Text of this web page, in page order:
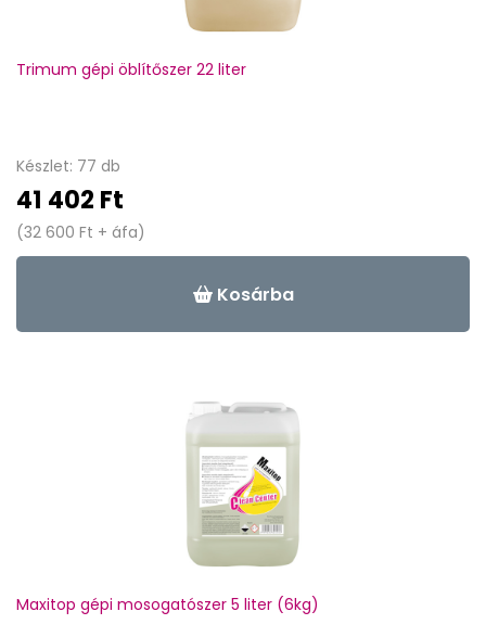
Trimum gépi öblítőszer 22 liter
Készlet: 77 db
41 402 Ft
(32 600 Ft + áfa)
Kosárba
Maxitop gépi mosogatószer 5 liter (6kg)